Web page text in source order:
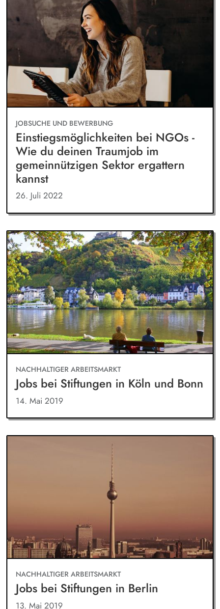
JOBSUCHE UND BEWERBUNG
Einstiegsmöglichkeiten bei NGOs -
Wie du deinen Traumjob im
gemeinnützigen Sektor ergattern
kannst
26. Juli 2022
NACHHALTIGER ARBEITSMARKT
Jobs bei Stiftungen in Köln und Bonn
14. Mai 2019
NACHHALTIGER ARBEITSMARKT
Jobs bei Stiftungen in Berlin
13. Mai 2019